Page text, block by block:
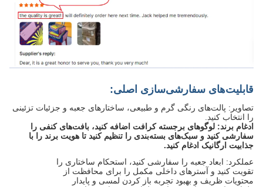
قابلیت‌های سفارشی‌سازی اصلی:
تصاویر: پالت‌های رنگی گرم و طبیعی، ساختارهای جعبه و جزئیات تزئینی
را انتخاب کنید.
ادغام برند: لوگوهای برجسته کرافت اضافه کنید، بافت‌های کنفی را
سفارشی کنید و سبک‌های بسته‌بندی را تنظیم کنید تا هویت برند را با
جذابیت ارگانیک ادغام کنید.
عملکرد: ابعاد جعبه را سفارشی کنید، استحکام ساختاری را
تقویت کنید و آسترهای داخلی مکمل را برای محافظت از
محتویات ظریف و بهبود تجربه باز کردن لمسی و پایدار